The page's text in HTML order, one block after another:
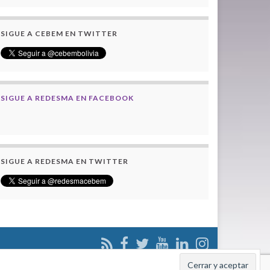
SIGUE A CEBEM EN TWITTER
SIGUE A REDESMA EN FACEBOOK
SIGUE A REDESMA EN TWITTER